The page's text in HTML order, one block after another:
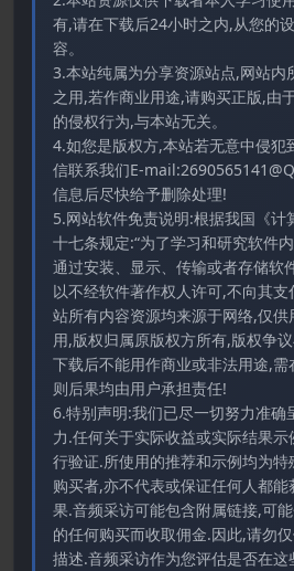
有,请在下载后24小时之内,从您的
容。
3.本站纯属为分享资源站点,网站内
之用,若作商业用途,请购买正版,由
的侵权行为,与本站无关。
4.如您是版权方,本站若无意中侵犯
信联系我们E-
信息后尽快给予删除处理!
5.网站软件免责说明:根据我国《计
十七条规定:“为了学习和研究软件
通过安装、显示、传输或者存储软
以不经软件著作权人许可,不向其支
站所有内容资源均来源于网络,仅
用,版权归属原版权方所有,版权争
下载后不能用作商业或非法用途,
则后果均由用户承担责任!
6.特别声明:我们已尽一切努力准确
力.任何关于实际收益或实际结果
行验证.所使用的推荐和示例均为特
购买者,亦不代表或保证任何人都
果.音频采访可能包含附属链接,可
的任何购买而收取佣金.因此,请勿
描述.音频采访作为您评估是否在